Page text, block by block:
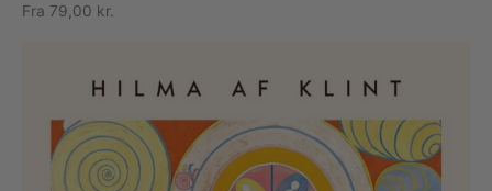
Fra 79,00 kr.